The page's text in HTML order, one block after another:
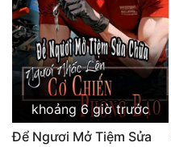
khoảng 6 giờ trước
Để Ngươi Mở Tiệm Sửa